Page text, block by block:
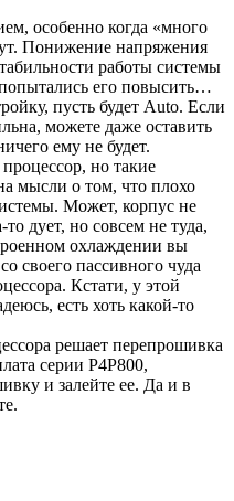
особенно когда «много
Понижение напряжения
работы системы
его повысить…
пусть будет Auto. Если
можете даже оставить
ему не будет.
но такие
мысли о том, что плохо
Может, корпус не
дует, но совсем не туда,
охлаждении вы
своего пассивного чуда
Кстати, у этой
есть хоть какой-то
решает перепрошивка
серии P4P800,
и залейте ее. Да и в